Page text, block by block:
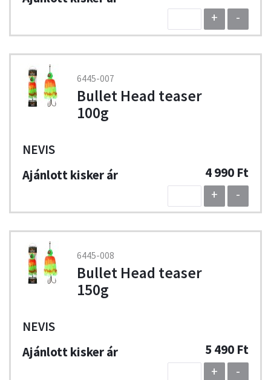
+
-
6445-007
Bullet Head teaser
100g
NEVIS
4 990 Ft
+
-
6445-008
Bullet Head teaser
150g
NEVIS
5 490 Ft
+
-